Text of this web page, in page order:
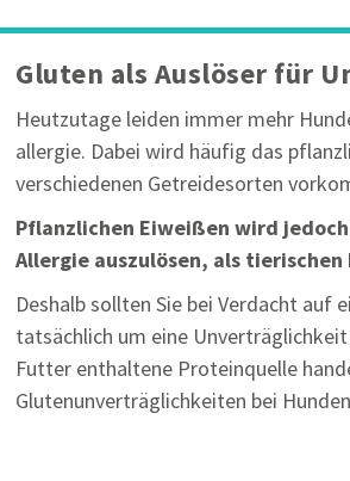
Gluten als Auslöser für
Heutzutage leiden immer mehr
allergie. Dabei wird häufig das
verschiedenen Getreidesorten
Pflanzlichen Eiweißen wird
Allergie auszulösen, als tierischen
Deshalb sollten Sie bei Verdacht
tatsächlich um eine
Futter enthaltene Proteinquelle
Glutenunverträglichkeiten bei